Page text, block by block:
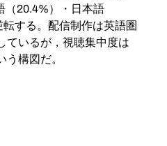
（20.4%）・日本語
転する。配信制作は英語圏
ているが，視聴集中度は
う構図だ。